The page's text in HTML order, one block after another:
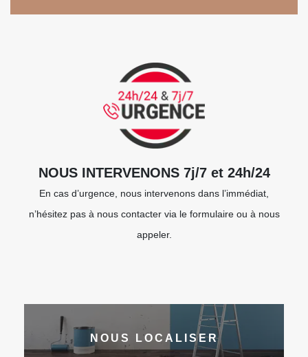
NOUS INTERVENONS 7j/7 et 24h/24
En cas d’urgence, nous intervenons dans l’immédiat,
n’hésitez pas à nous contacter via le formulaire ou à nous
appeler.
NOUS LOCALISER